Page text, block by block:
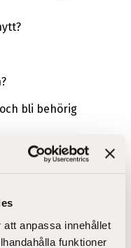
anpassa innehållet
funktioner
bli behörig
av frågorna har vi et
verksamhet och
för
blir du